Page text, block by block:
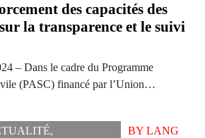
des capacités des
la transparence et le suivi
– Dans le cadre du Programme
(PASC) financé par l’Union…
,
BY LANG